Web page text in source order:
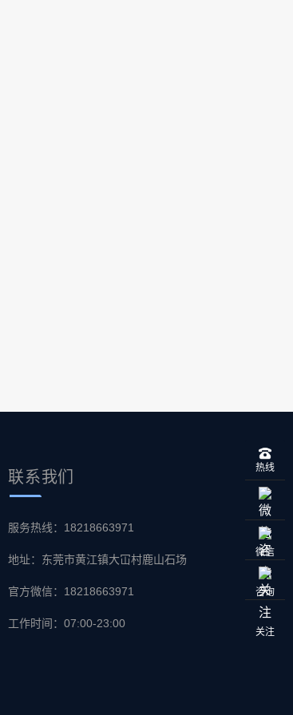
联系我们
服务热线：18218663971
地址：东莞市黄江镇大冚村鹿山石场
官方微信：18218663971
工作时间：07:00-23:00
热线
微信
咨询
关注